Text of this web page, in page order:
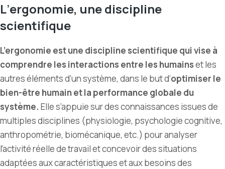
L’ergonomie, une discipline
scientifique
L’ergonomie est une discipline scientifique qui vise à
comprendre les interactions entre les humainset les
autres éléments d’un système, dans le but d’optimiser le
bien-être humain et la performance globale du
système.Elle s’appuie sur des connaissances issues de
multiples disciplines (physiologie, psychologie cognitive,
anthropométrie, biomécanique, etc.) pour analyser
l’activité réelle de travail et concevoir des situations
adaptées aux caractéristiques et aux besoins des